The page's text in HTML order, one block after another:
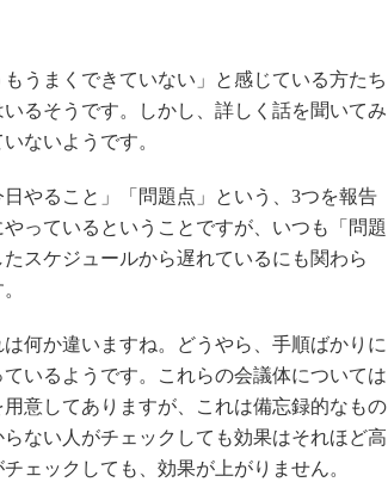
うまくできていない」と感じている方たち
るそうです。しかし、詳しく話を聞いてみ
ないようです。
やること」「問題点」という、3つを報告
っているということですが、いつも「問題
スケジュールから遅れているにも関わら
何か違いますね。どうやら、手順ばかりに
いるようです。これらの会議体については
意してありますが、これは備忘録的なもの
ない人がチェックしても効果はそれほど高
ェックしても、効果が上がりません。